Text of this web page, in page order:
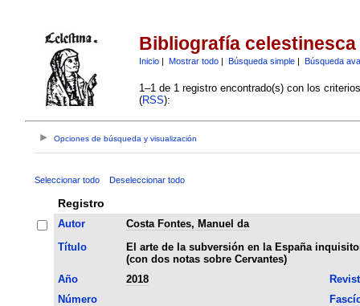
Bibliografía celestinesca
Inicio| Mostrar todo| Búsqueda simple| Búsqueda
1–1 de 1 registro encontrado(s) con los
(RSS):
Opciones de búsqueda y visualización
Seleccionar todo Deseleccionar todo
Registro
Autor
Costa Fontes, Manuel da
Título
El arte de la subversión en la España
(con dos notas sobre Cervantes)
Año
2018
Número